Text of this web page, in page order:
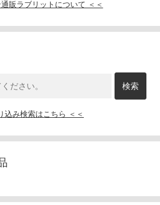
販ラブリットについて ＜＜
込み検索はこちら ＜＜